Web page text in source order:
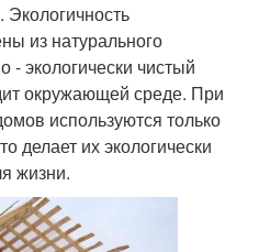
из натурального
экологически чистый
окружающей среде. При
используются только
делает их экологически
жизни.